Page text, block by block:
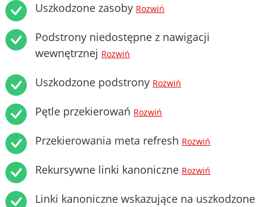
Uszkodzone zasoby Rozwiń
Podstrony niedostępne z nawigacji
wewnętrznej Rozwiń
Uszkodzone podstrony Rozwiń
Pętle przekierowań Rozwiń
Przekierowania meta refresh Rozwiń
Rekursywne linki kanoniczne Rozwiń
Linki kanoniczne wskazujące na uszkodzone